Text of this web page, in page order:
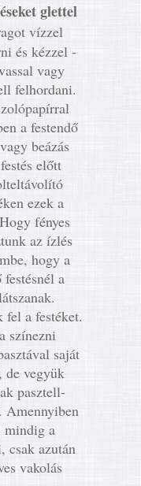
glettel
vízzel
és kézzel -
vagy
felhordani.
a festendő
beázás
előtt
ezek a
fényes
az ízlés
hogy a
a
a festéket.
színezni
saját
de vegyük
pasztell-
Amennyiben
mindig a
csak azután
vakolás